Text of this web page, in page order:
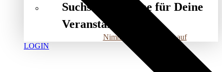
Suchst Du Räume für Deine
Veranstaltung?
Nimm mit uns Kontakt auf
LOGIN